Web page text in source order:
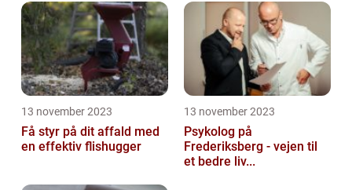
13 november 2023
Få styr på dit affald med
en effektiv flishugger
13 november 2023
Psykolog på
Frederiksberg - vejen til
et bedre liv...